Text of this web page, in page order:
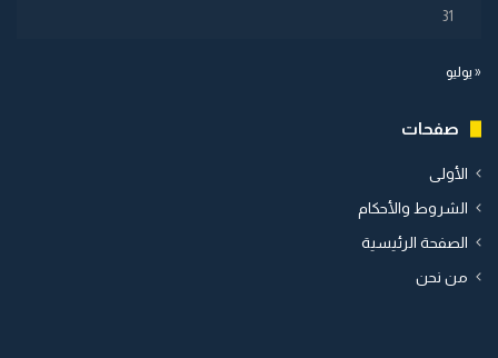
31
« يوليو
صفحات
الأولى
الشروط والأحكام
الصفحة الرئيسية
من نحن